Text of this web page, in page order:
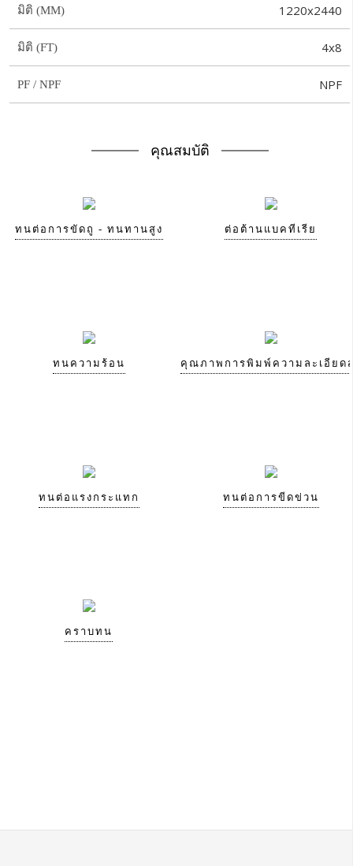
มิติ (MM) 1220x2440
มิติ (FT) 4x8
PF / NPF NPF
คุณสมบัติ
ทนต่อการขัดถู - ทนทานสูง ต่อต้านแบคทีเรีย
ทนความร้อน คุณภาพการพิมพ์ความละเอียด
ทนต่อแรงกระแทก ทนต่อการขีดข่วน
คราบทน